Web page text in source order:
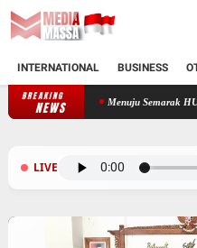
INTERNATIONAL BUSINESS
BREAKING
NEWS Menuju Semarak HUT
LIVE